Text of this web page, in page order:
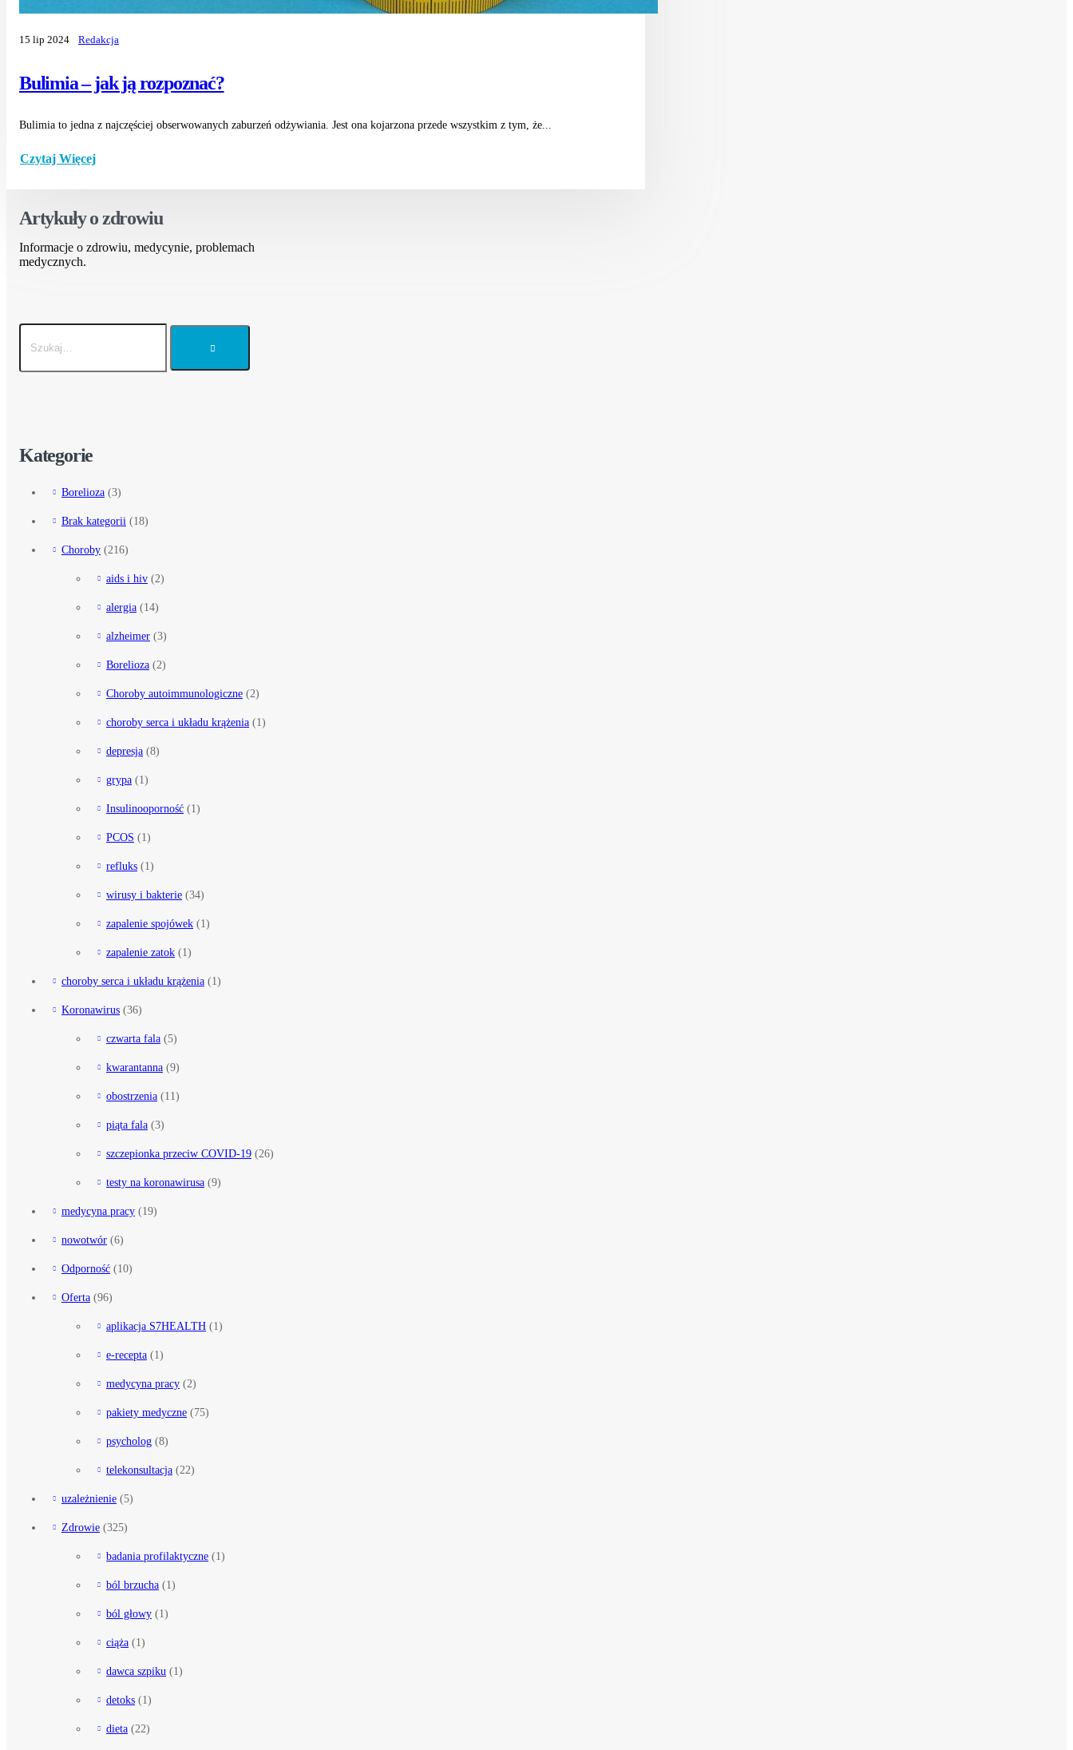
Bulimia – jak ją rozpoznać?
15 lip 2024 Redakcja
Bulimia to jedna z najczęściej obserwowanych zaburzeń odżywiania. Jest ona kojarzona przede wszystkim z tym, że...
Czytaj Więcej
Artykuły o zdrowiu
Informacje o zdrowiu, medycynie, problemach
medycznych.
Kategorie
Borelioza (3)
Brak kategorii (18)
Choroby (216)
aids i hiv (2)
alergia (14)
alzheimer (3)
Borelioza (2)
Choroby autoimmunologiczne (2)
choroby serca i układu krążenia (1)
depresja (8)
grypa (1)
Insulinooporność (1)
PCOS (1)
refluks (1)
wirusy i bakterie (34)
zapalenie spojówek (1)
zapalenie zatok (1)
choroby serca i układu krążenia (1)
Koronawirus (36)
czwarta fala (5)
kwarantanna (9)
obostrzenia (11)
piąta fala (3)
szczepionka przeciw COVID-19 (26)
testy na koronawirusa (9)
medycyna pracy (19)
nowotwór (6)
Odporność (10)
Oferta (96)
aplikacja S7HEALTH (1)
e-recepta (1)
medycyna pracy (2)
pakiety medyczne (75)
psycholog (8)
telekonsultacja (22)
uzależnienie (5)
Zdrowie (325)
badania profilaktyczne (1)
ból brzucha (1)
ból głowy (1)
ciąża (1)
dawca szpiku (1)
detoks (1)
dieta (22)